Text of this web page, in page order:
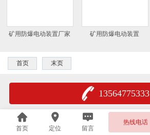
矿用防爆电动装置厂家 矿用防爆电动装置
首页 末页
13564775333
首页 定位 留言
热线电话